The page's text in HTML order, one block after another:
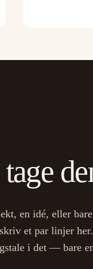
en idé, eller
et par linjer
i det — bare